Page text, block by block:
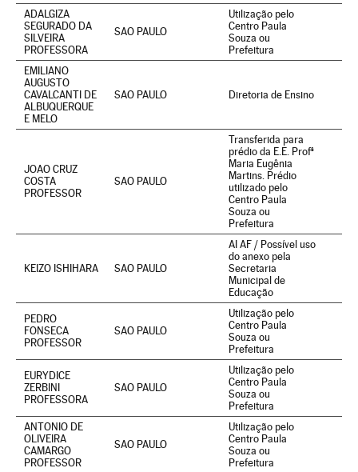
ADALGIZA
SEGURADO DA
SILVEIRA
PROFESSORA
SAO PAULO
Utilização pelo
Centro Paula
Souza ou
Prefeitura
EMILIANO
AUGUSTO
CAVALCANTI DE
ALBUQUERQUE
E MELO
SAO PAULO Diretoria de Ensino
JOAO CRUZ
COSTA
PROFESSOR
SAO PAULO
Transferida para
prédio da E.E. Profª
Maria Eugênia
Martins. Prédio
utilizado pelo
Centro Paula
Souza ou
Prefeitura
KEIZO ISHIHARA SAO PAULO
AI AF / Possível uso
do anexo pela
Secretaria
Municipal de
Educação
PEDRO
FONSECA
PROFESSOR
SAO PAULO
Utilização pelo
Centro Paula
Souza ou
Prefeitura
EURYDICE
ZERBINI
PROFESSORA
SAO PAULO
Utilização pelo
Centro Paula
Souza ou
Prefeitura
ANTONIO DE
OLIVEIRA
CAMARGO
PROFESSOR
SAO PAULO
Utilização pelo
Centro Paula
Souza ou
Prefeitura